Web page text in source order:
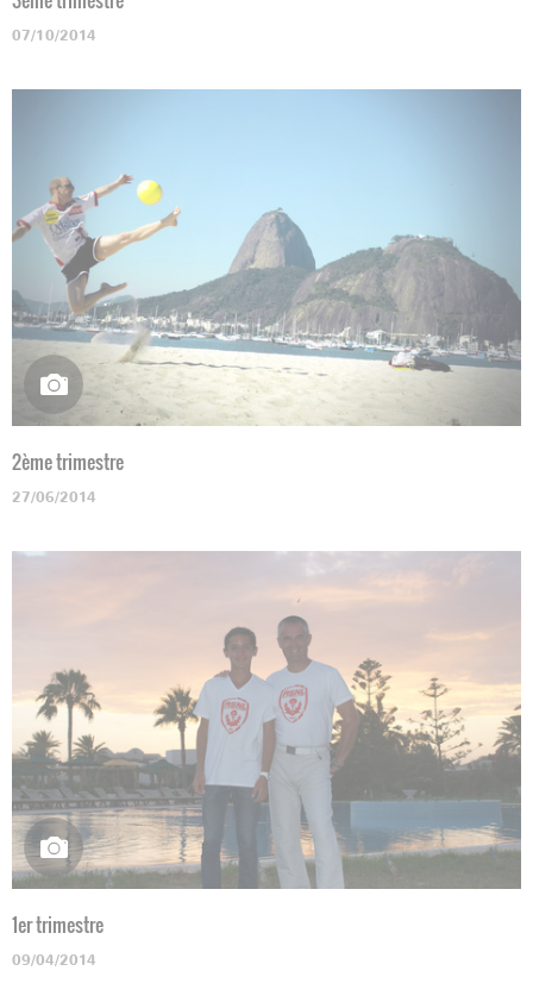
07/10/2014
2ème trimestre
27/06/2014
1er trimestre
09/04/2014